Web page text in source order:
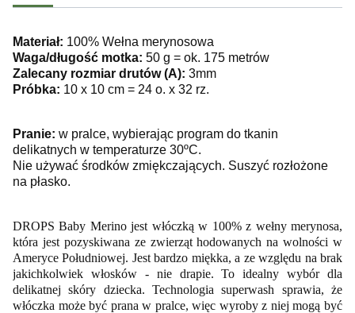
Materiał: 100% Wełna merynosowa
Waga/długość motka: 50 g = ok. 175 metrów
Zalecany rozmiar drutów (A): 3mm
Próbka: 10 x 10 cm = 24 o. x 32 rz.
Pranie: w pralce, wybierając program do tkanin
delikatnych w temperaturze 30ºC.
Nie używać środków zmiękczających. Suszyć rozłożone
na płasko.
DROPS Baby Merino jest włóczką w 100% z wełny merynosa,
która jest pozyskiwana ze zwierząt hodowanych na wolności w
Ameryce Południowej. Jest bardzo miękka, a ze względu na brak
jakichkolwiek włosków - nie drapie. To idealny wybór dla
delikatnej skóry dziecka. Technologia superwash sprawia, że
włóczka może być prana w pralce, więc wyroby z niej mogą być